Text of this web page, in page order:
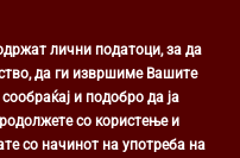
1, Скопје
лични податоци, за да
да ги извршиме Вашите
и подобро да ја
со користење и
со начинот на употреба на